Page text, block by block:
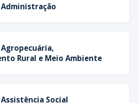
Rural e Meio Ambiente
Social